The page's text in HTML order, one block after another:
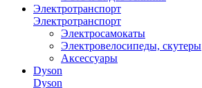
Электротранспорт
Электротранспорт
Электросамокаты
Электровелосипеды, скутеры
Аксессуары
Dyson
Dyson